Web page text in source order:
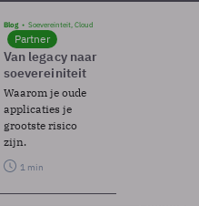
Blog Soevereinteit, Cloud
Partner
Van legacy naar
soevereiniteit
Waarom je oude
applicaties je
grootste risico
zijn.
1 min